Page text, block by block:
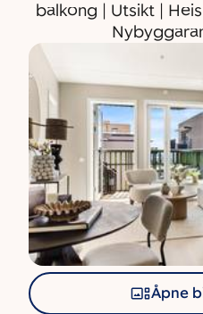
balkong | Utsikt |
Åpne